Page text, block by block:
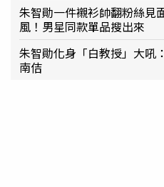
朱智勛一件襯衫帥翻粉絲見
風！男星同款單品搜出來
朱智勛化身「白教授」大
南佶